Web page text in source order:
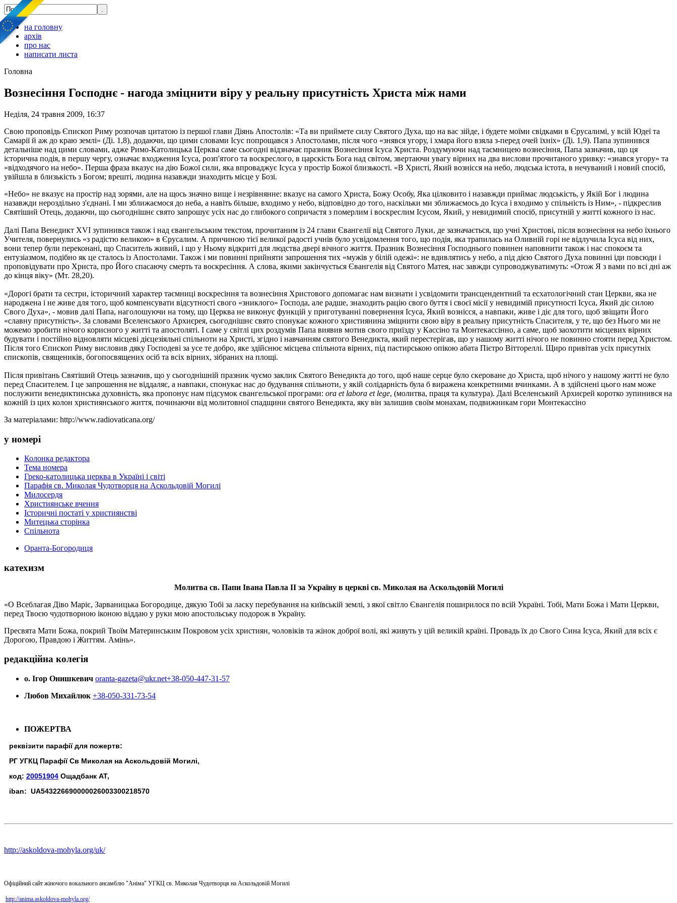
на головну
архів
про нас
написати листа
Головна
Вознесіння Господнє - нагода зміцнити віру у реальну присутність Христа між нами
Неділя, 24 травня 2009, 16:37
Свою проповідь Єпископ Риму розпочав цитатою із першої глави Діянь Апостолів: «Та ви приймете силу Святого Духа, що на вас зійде, і будете моїми свідками в Єрусалимі, у всій Юдеї та
Самарії й аж до краю землі» (Ді. 1,8), додаючи, що цими словами Ісус попрощався з Апостолами, після чого «знявся угору, і хмара його взяла з-перед очей їхніх» (Ді. 1,9). Папа зупинився
детальніше над цими словами, адже Римо-Католицька Церква саме сьогодні відзначає празник Вознесіння Ісуса Христа. Роздумуючи над таємницею вознесіння, Папа зазначив, що ця
історична подія, в першу чергу, означає входження Ісуса, розп'ятого та воскреслого, в царскість Бога над світом, звертаючи увагу вірних на два вислови прочитаного уривку: «знався угору» та
«відходячого на небо». Перша фраза вказує на дію Божої сили, яка впроваджує Ісуса у простір Божої близькості. «В Христі, Який вознісся на небо, людська істота, в нечуваний і новий спосіб,
увійшла в близькість з Богом; врешті, людина назавжди знаходить місце у Бозі.
«Небо» не вказує на простір над зорями, але на щось значно вище і незрівнянне: вказує на самого Христа, Божу Особу, Яка цілковито і назавжди приймає людськість, у Якій Бог і людина
назавжди нероздільно з'єднані. І ми зближаємося до неба, а навіть більше, входимо у небо, відповідно до того, наскільки ми зближаємось до Ісуса і входимо у спільність із Ним», - підкреслив
Святіший Отець, додаючи, що сьогоднішнє свято запрошує усіх нас до глибокого сопричастя з померлим і воскреслим Ісусом, Який, у невидимий спосіб, присутній у житті кожного із нас.
Далі Папа Венедикт ХVІ зупинився також і над євангельським текстом, прочитаним із 24 глави Євангелії від Святого Луки, де зазначається, що учні Христові, після вознесіння на небо їхнього
Учителя, повернулись «з радістю великою» в Єрусалим. А причиною тієї великої радості учнів було усвідомлення того, що подія, яка трапилась на Оливній горі не відлучила Ісуса від них,
вони тепер були переконані, що Спаситель живий, і що у Ньому відкриті для людства двері вічного життя. Празник Вознесіння Господнього повинен наповнити також і нас спокоєм та
ентузіазмом, подібно як це сталось із Апостолами. Також і ми повинні прийняти запрошення тих «мужів у білій одежі»: не вдивлятись у небо, а під дією Святого Духа повинні іди повсюди і
проповідувати про Христа, про Його спасаючу смерть та воскресіння. А слова, якими закінчується Євангелія від Святого Матея, нас завжди супроводжуватимуть: «Отож Я з вами по всі дні аж
до кінця віку» (Мт. 28,20).
«Дорогі брати та сестри, історичний характер таємниці воскресіння та вознесіння Христового допомагає нам визнати і усвідомити трансцендентний та есхатологічний стан Церкви, яка не
народжена і не живе для того, щоб компенсувати відсутності свого «зниклого» Господа, але радше, знаходить рацію свого буття і своєї місії у невидимій присутності Ісуса, Який діє силою
Свого Духа», - мовив далі Папа, наголошуючи на тому, що Церква не виконує функцій у приготуванні повернення Ісуса, Який вознісся, а навпаки, живе і діє для того, щоб звіщати Його
«славну присутність». За словами Вселенського Архиєрея, сьогоднішнє свято спонукає кожного християнина зміцнити свою віру в реальну присутність Спасителя, у те, що без Нього ми не
можемо зробити нічого корисного у житті та апостоляті. І саме у світлі цих роздумів Папа виявив мотив свого приїзду у Кассіно та Монтекассінно, а саме, щоб заохотити місцевих вірних
будувати і постійно відновляти місцеві дієцезіяльні спільноти на Христі, згідно і навчанням святого Венедикта, який перестерігав, що у нашому житті нічого не повинно стояти перед Христом.
Після того Єпископ Риму висловив дяку Господеві за усе те добро, яке здійснює місцева спільнота вірних, під пастирською опікою абата Пієтро Віттореллі. Щиро привітав усіх присутніх
єпископів, священиків, богопосвящених осіб та всіх вірних, зібраних на площі.
Після привітань Святіший Отець зазначив, що у сьогоднішній празник чуємо заклик Святого Венедикта до того, щоб наше серце було скероване до Христа, щоб нічого у нашому житті не було
перед Спасителем. І це запрошення не віддаляє, а навпаки, спонукає нас до будування спільноти, у якій солідарність була б виражена конкретними вчинками. А в здійснені цього нам може
послужити венедиктинська духовність, яка пропонує нам підсумок євангельської програми: ora et labora et lege, (молитва, праця та культура). Далі Вселенський Архиєрей коротко зупинився на
кожній із цих колон християнського життя, починаючи від молитовної спадщини святого Венедикта, яку він залишив своїм монахам, подвижникам гори Монтекассіно
За матеріалами: http://www.radiovaticana.org/
у номері
Колонка редактора
Тема номера
Греко-католицька церква в Україні і світі
Парафія св. Миколая Чудотворця на Аскольдовій Могилі
Милосердя
Християнське вчення
Історичні постаті у християнстві
Митецька сторінка
Спільнота
Оранта-Богородиця
катехизм
Молитва св. Папи Івана Павла ІІ за Україну в церкві св. Миколая на Аскольдовій Могилі
«О Всеблагая Діво Маріє, Зарваницька Богородице, дякую Тобі за ласку перебування на київській землі, з якої світло Євангелія поширилося по всій Україні. Тобі, Мати Божа і Мати Церкви,
перед Твоєю чудотворною іконою віддаю у руки мою апостольську подорож в Україну.
Пресвята Мати Божа, покрий Твоїм Материнським Покровом усіх християн, чоловіків та жінок доброї волі, які живуть у цій великій країні. Провадь їх до Свого Сина Ісуса, Який для всіх є
Дорогою, Правдою і Життям. Амінь».
редакційна колегія
о. Ігор Онишкевич oranta-gazeta@ukr.net+38-050-447-31-57
Любов Михайлюк +38-050-331-73-54
ПОЖЕРТВА
реквізити парафії для пожертв:
РГ УГКЦ Парафії Св Миколая на Аскольдовій Могилі,
код: 20051904 Ощадбанк АТ,
iban: UA543226690000026003300218570
http://askoldova-mohyla.org/uk/
Офіційний сайт жіночого вокального ансамблю "Аніма" УГКЦ св. Миколая Чудотворця на Аскольдовій Могилі
http://anima.askoldova-mohyla.org/